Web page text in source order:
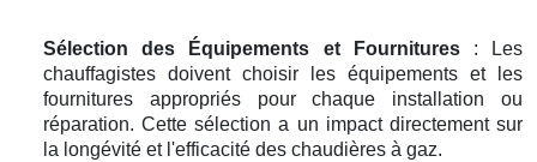
Sélection des Équipements et Fournitures: Les
chauffagistes doivent choisir les équipements et les
fournitures appropriés pour chaque installation ou
réparation. Cette sélection a un impact directement sur
la longévité et l'efficacité des chaudières à gaz.